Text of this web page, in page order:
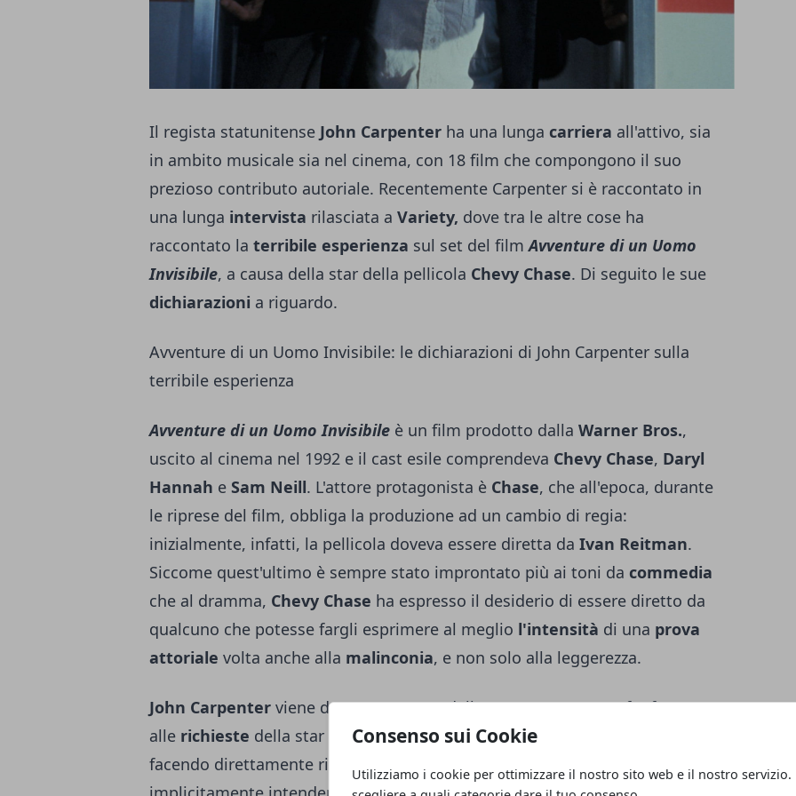
Consenso sui Cookie
Utilizziamo i cookie per ottimizzare il nostro sito web e il nostro servizio.
Il regista statunitense John Carpenter ha una lunga carriera all'attivo, sia
in ambito musicale sia nel cinema, con 18 film che compongono il suo
prezioso contributo autoriale. Recentemente Carpenter si è raccontato in
una lunga intervista rilasciata a Variety, dove tra le altre cose ha
raccontato la terribile esperienza sul set del filmAvventure di un Uomo
Invisibile, a causa della star della pellicola Chevy Chase. Di seguito le sue
dichiarazioni a riguardo.
Avventure di un Uomo Invisibile: le dichiarazioni di John Carpenter sulla
terribile esperienza
Avventure di un Uomo Invisibile è un film prodotto dalla Warner Bros.,
uscito al cinema nel 1992 e il cast esile comprendeva Chevy Chase, Daryl
Hannah e Sam Neill. L'attore protagonista è Chase, che all'epoca, durante
le riprese del film, obbliga la produzione ad un cambio di regia:
inizialmente, infatti, la pellicola doveva essere diretta da Ivan Reitman.
Siccome quest'ultimo è sempre stato improntato più ai toni da commedia
che al dramma, Chevy Chase ha espresso il desiderio di essere diretto da
qualcuno che potesse fargli esprimere al meglio l'intensità di una prova
attoriale volta anche alla malinconia, e non solo alla leggerezza.
John Carpenter viene dunque assunto dallaWarner Bros.per far fronte
alle richieste della star protagonista, ma il regista statunitense pur non
facendo direttamente riferimento a
Chevy Chase
, ha lasciato